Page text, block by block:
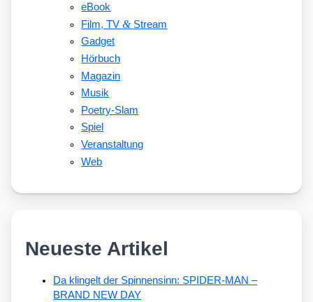
eBook
Film, TV&Stream
Gadget
Hörbuch
Magazin
Musik
Poetry-Slam
Spiel
Veranstaltung
Web
Neueste Artikel
Da klingelt der Spinnensinn: SPIDER-MAN –
BRAND NEW DAY